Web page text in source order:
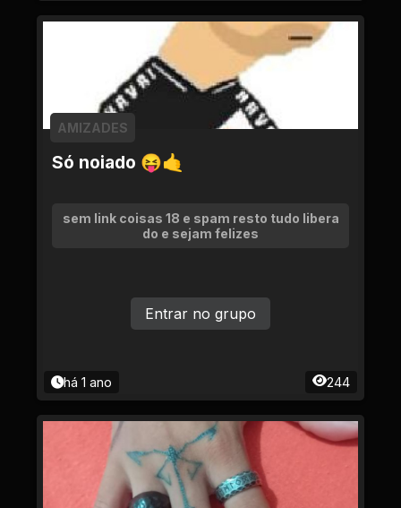
Só noiado 😝🤙
AMIZADES
sem link coisas 18 e spam resto tudo libera
do e sejam felizes
há 1 ano 244
Entrar no grupo